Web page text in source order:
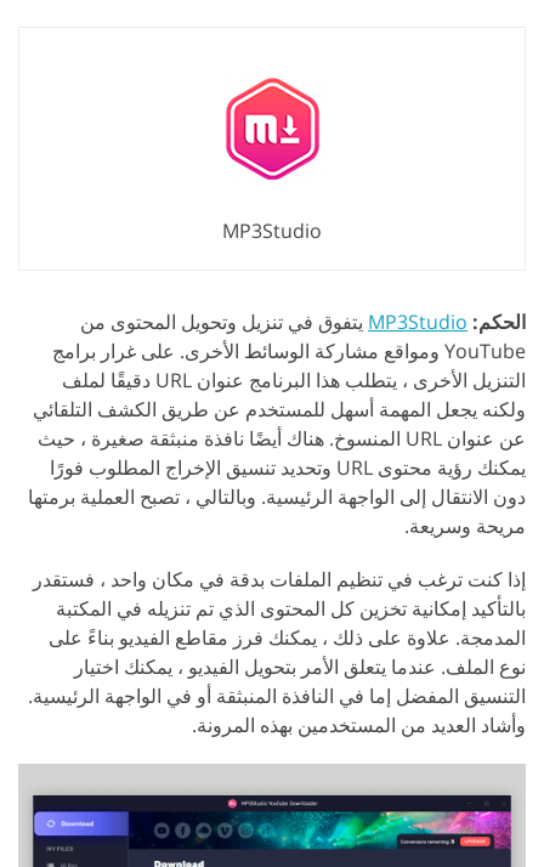
MP3Studio
الحكم: MP3Studio يتفوق في تنزيل وتحويل المحتوى من
YouTube ومواقع مشاركة الوسائط الأخرى. على غرار برامج
التنزيل الأخرى ، يتطلب هذا البرنامج عنوان URL دقيقًا لملف
ولكنه يجعل المهمة أسهل للمستخدم عن طريق الكشف التلقائي
عن عنوان URL المنسوخ. هناك أيضًا نافذة منبثقة صغيرة ، حيث
يمكنك رؤية محتوى URL وتحديد تنسيق الإخراج المطلوب فورًا
دون الانتقال إلى الواجهة الرئيسية. وبالتالي ، تصبح العملية برمتها
مريحة وسريعة.
إذا كنت ترغب في تنظيم الملفات بدقة في مكان واحد ، فستقدر
بالتأكيد إمكانية تخزين كل المحتوى الذي تم تنزيله في المكتبة
المدمجة. علاوة على ذلك ، يمكنك فرز مقاطع الفيديو بناءً على
نوع الملف. عندما يتعلق الأمر بتحويل الفيديو ، يمكنك اختيار
التنسيق المفضل إما في النافذة المنبثقة أو في الواجهة الرئيسية.
وأشاد العديد من المستخدمين بهذه المرونة.